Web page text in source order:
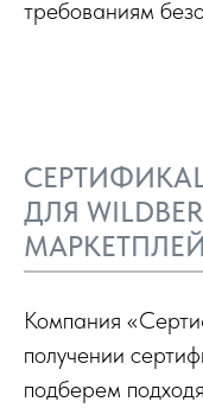
требованиям
ДЛЯ
Компания
получении
подберем